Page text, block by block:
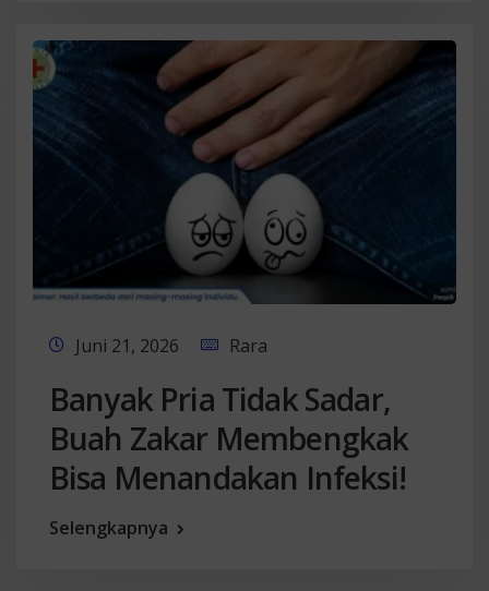
Juni 21, 2026 Rara
Banyak Pria Tidak Sadar,
Buah Zakar Membengkak
Bisa Menandakan Infeksi!
Selengkapnya